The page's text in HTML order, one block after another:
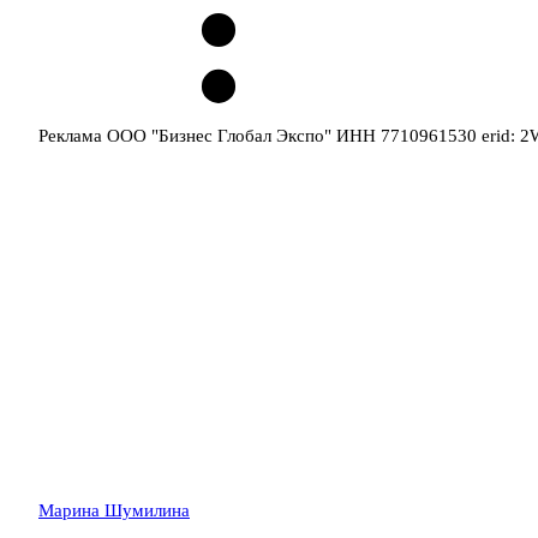
Реклама ООО "Бизнес Глобал Экспо" ИНН 7710961530 erid:
Марина Шумилина